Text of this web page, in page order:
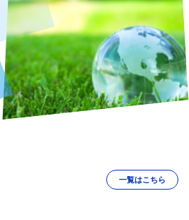
一覧はこちら